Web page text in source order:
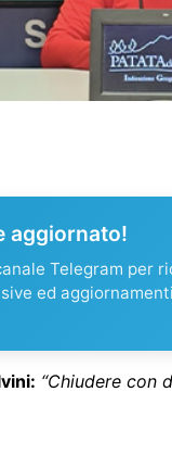
aggiornato!
Telegram per
ed
“Chiudere con